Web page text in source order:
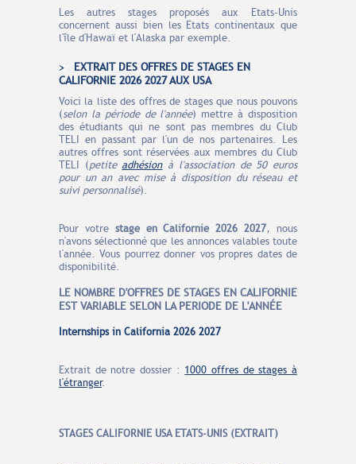
Les autres stages proposés aux Etats-Unis
concernent aussi bien les Etats continentaux que
l'île d'Hawaï et l'Alaska par exemple.
EXTRAIT DES OFFRES DE STAGES EN
CALIFORNIE 2026 2027 AUX USA
Voici la liste des offres de stages que nous pouvons
(selon la période de l'année) mettre à disposition
des étudiants qui ne sont pas membres du Club
TELI en passant par l'un de nos partenaires. Les
autres offres sont réservées aux membres du Club
TELI (petite adhésionà l'association de 50 euros
pour un an avec mise à disposition du réseau et
suivi personnalisé).
Pour votre stage en Californie 2026 2027, nous
n'avons sélectionné que les annonces valables toute
l'année. Vous pourrez donner vos propres dates de
disponibilité.
LE NOMBRE D'OFFRES DE STAGES EN CALIFORNIE
EST VARIABLE SELON LA PERIODE DE L'ANNÉE
Internships in California 2026 2027
Extrait de notre dossier : 1000 offres de stages à
l'étranger.
STAGES CALIFORNIE USA ETATS-UNIS (EXTRAIT)